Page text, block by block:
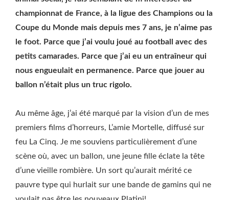
championnat de France, à la ligue des Champions ou la
Coupe du Monde mais depuis mes 7 ans, je n’aime pas
le foot. Parce que j’ai voulu joué au football avec des
petits camarades. Parce que j’ai eu un entraîneur qui
nous engueulait en permanence. Parce que jouer au
ballon n’était plus un truc rigolo.
Au même âge, j’ai été marqué par la vision d’un de mes
premiers films d’horreurs, L’amie Mortelle, diffusé sur
feu La Cinq. Je me souviens particulièrement d’une
scène où, avec un ballon, une jeune fille éclate la tête
d’une vieille rombière. Un sort qu’aurait mérité ce
pauvre type qui hurlait sur une bande de gamins qui ne